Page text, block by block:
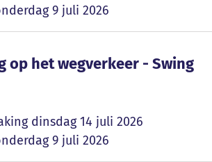
9 juli 2026
het wegverkeer - Swing
het wegverkeer - Swing
dinsdag 14 juli 2026
9 juli 2026